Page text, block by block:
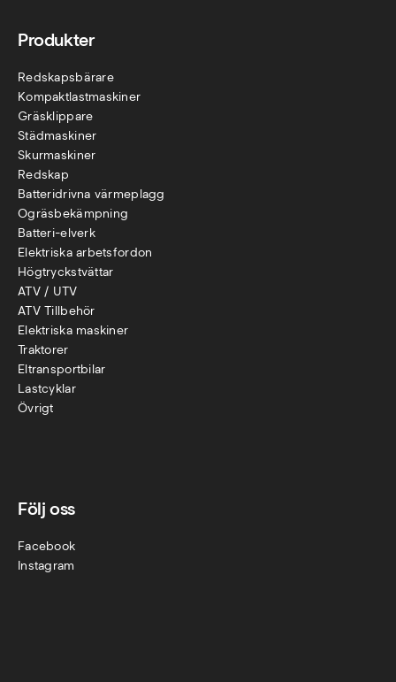
Produkter
Redskapsbärare
Kompaktlastmaskiner
Gräsklippare
Städmaskiner
Skurmaskiner
Redskap
Batteridrivna värmeplagg
Ogräsbekämpning
Batteri-elverk
Elektriska arbetsfordon
Högtryckstvättar
ATV / UTV
ATV Tillbehör
Elektriska maskiner
Traktorer
Eltransportbilar
Lastcyklar
Övrigt
Följ oss
Facebook
Instagram